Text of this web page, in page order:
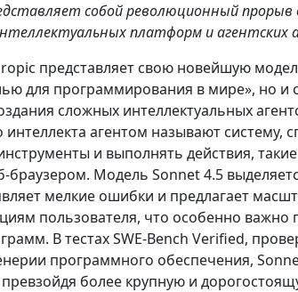
собой революционный прорыв
платформ и агентских
представляет свою новейшую
для программирования в мире», но
сложных интеллектуальных
интеллекта агентом называют систему,
и выполнять действия, такие
браузером. Модель Sonnet 4.5
мелкие ошибки и предлагает
пользователя, что особенно
В тестах SWE-Bench Verified,
программного обеспечения,
превзойдя более крупную и